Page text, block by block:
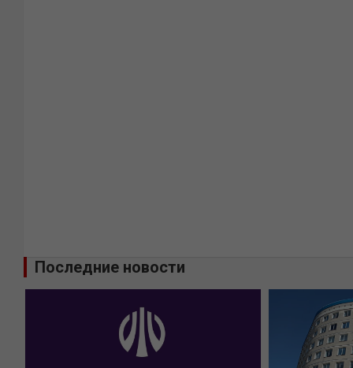
Последние новости